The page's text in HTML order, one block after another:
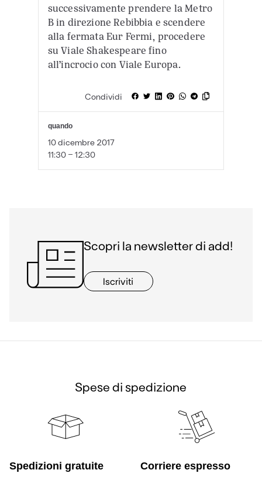
successivamente prendere la Metro
B in direzione Rebibbia e scendere
alla fermata Eur Fermi, procedere
su Viale Shakespeare fino
all’incrocio con Viale Europa.
Condividi
quando
10 dicembre 2017
11:30 - 12:30
Scopri la newsletter di add!
Iscriviti
Spese di spedizione
Spedizioni gratuite Corriere espresso